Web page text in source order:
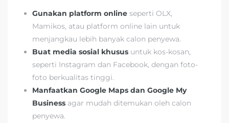
Gunakan platform online seperti OLX,
Mamikos, atau platform online lain untuk
menjangkau lebih banyak calon penyewa.
Buat media sosial khusus untuk kos-kosan,
seperti Instagram dan Facebook, dengan foto-
foto berkualitas tinggi.
Manfaatkan Google Maps dan Google My
Business agar mudah ditemukan oleh calon
penyewa.